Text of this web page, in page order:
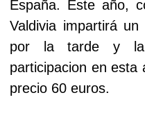
España. Este año,
Valdivia impartirá
por la tarde y
participacion en esta
precio 60 euros.